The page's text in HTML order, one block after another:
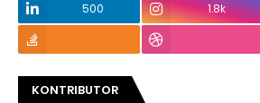
500
1.8k
KONTRIBUTOR